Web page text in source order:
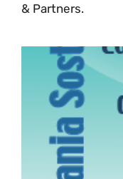
& Partners.